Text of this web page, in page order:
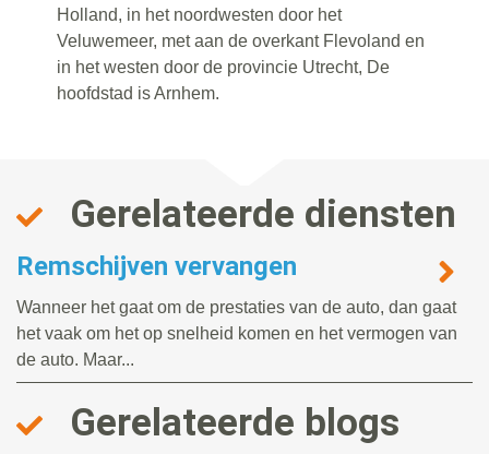
Holland, in het noordwesten door het
Veluwemeer, met aan de overkant Flevoland en
in het westen door de provincie Utrecht, De
hoofdstad is Arnhem.
Gerelateerde diensten
Remschijven vervangen
Wanneer het gaat om de prestaties van de auto, dan gaat
het vaak om het op snelheid komen en het vermogen van
de auto. Maar...
Gerelateerde blogs